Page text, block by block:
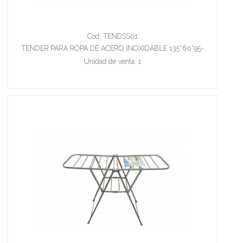
Cod: TENDSS01
TENDER PARA ROPA DE ACERO INOXIDABLE 135*60*95-
140 CM
Unidad de venta: 1